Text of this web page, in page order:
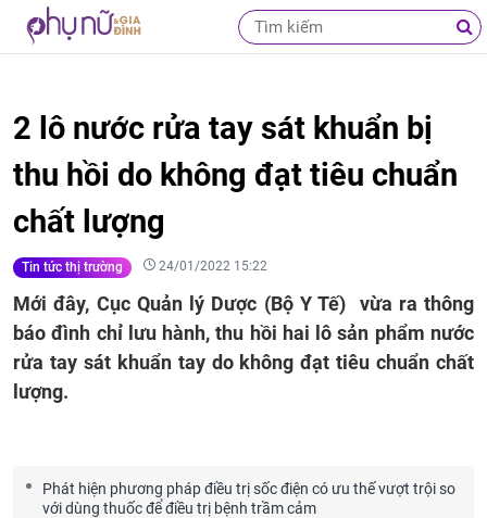
2 lô nước rửa tay sát khuẩn bị
thu hồi do không đạt tiêu chuẩn
chất lượng
Tin tức thị trường 24/01/2022 15:22
Mới đây, Cục Quản lý Dược (Bộ Y Tế) vừa ra thông
báo đình chỉ lưu hành, thu hồi hai lô sản phẩm nước
rửa tay sát khuẩn tay do không đạt tiêu chuẩn chất
lượng.
Phát hiện phương pháp điều trị sốc điện có ưu thế vượt trội so
với dùng thuốc để điều trị bệnh trầm cảm